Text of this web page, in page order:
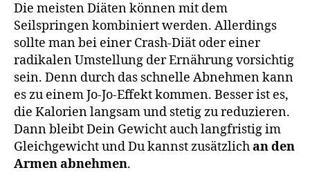
Die meisten Diäten können mit dem
Seilspringen kombiniert werden. Allerdings
sollte man bei einer Crash-Diät oder einer
radikalen Umstellung der Ernährung vorsichtig
sein. Denn durch das schnelle Abnehmen kann
es zu einem Jo-Jo-Effekt kommen. Besser ist es,
die Kalorien langsam und stetig zu reduzieren.
Dann bleibt Dein Gewicht auch langfristig im
Gleichgewicht und Du kannst zusätzlichan den
Armen abnehmen.